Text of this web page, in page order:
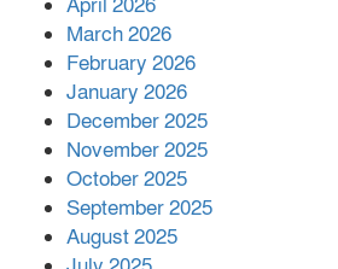
পর ফোন তারেক
April 2026
March 2026
February 2026
January 2026
December 2025
November 2025
October 2025
September 2025
August 2025